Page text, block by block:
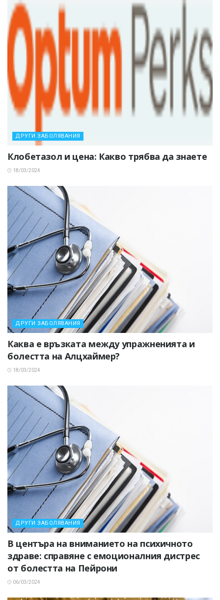
ДРУГИ ЗАБОЛЯВАНИЯ
Клобетазол и цена: Какво трябва да знаете
18/03/2024
ДРУГИ ЗАБОЛЯВАНИЯ
Каква е връзката между упражненията и
болестта на Алцхаймер?
18/03/2024
ДРУГИ ЗАБОЛЯВАНИЯ
В центъра на вниманието на психичното
здраве: справяне с емоционалния дистрес
от болестта на Пейрони
06/03/2024